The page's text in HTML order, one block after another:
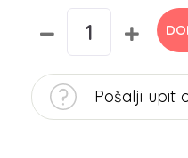
Pošalji upit